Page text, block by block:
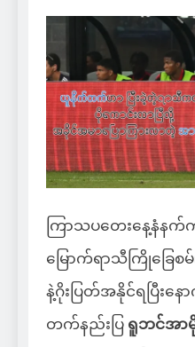
ကြာသပတေးနေ့နံန
မြောက်ရာသီကြိုခြေစမ်
နဲ့ဂိုးပြတ်အနိုင်ရပြီးန
တက်နည်းပြ ရူဘင်အာ